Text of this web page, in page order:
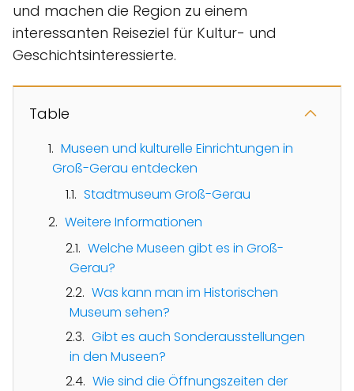
und machen die Region zu einem
interessanten Reiseziel für Kultur- und
Geschichtsinteressierte.
Table
Museen und kulturelle Einrichtungen in
Groß-Gerau entdecken
Stadtmuseum Groß-Gerau
Weitere Informationen
Welche Museen gibt es in Groß-
Gerau?
Was kann man im Historischen
Museum sehen?
Gibt es auch Sonderausstellungen
in den Museen?
Wie sind die Öffnungszeiten der